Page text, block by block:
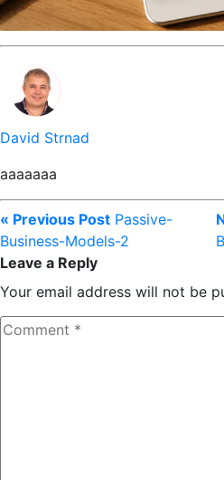
David Strnad
aaaaaaa
« Previous Post Passive-
Business-Models-2
Leave a Reply
Your email address will not be